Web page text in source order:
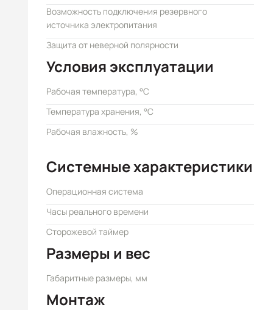
Возможность подключения резервного
источника электропитания
Защита от неверной полярности
Условия эксплуатации
Рабочая температура, °C
Температура хранения, °C
Рабочая влажность, %
Системные характеристики
Операционная система
Часы реального времени
Сторожевой таймер
Размеры и вес
Габаритные размеры, мм
Монтаж